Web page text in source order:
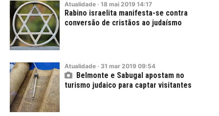
Atualidade · 18 mai 2019 14:17
Rabino israelita manifesta-se contra
conversão de cristãos ao judaísmo
Atualidade · 31 mar 2019 09:54
Belmonte e Sabugal apostam no
turismo judaico para captar visitantes